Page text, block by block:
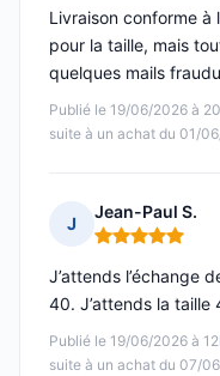
Publié le 19/06/2026 à
suite à un achat du 01/
Livraison conforme à
pour la taille, mais
quelques mails
J
Jean-Paul S.
Note : 5 sur 5
Publié le 19/06/2026 à
suite à un achat du 07/
J’attends l’échange
40. J’attends la taille